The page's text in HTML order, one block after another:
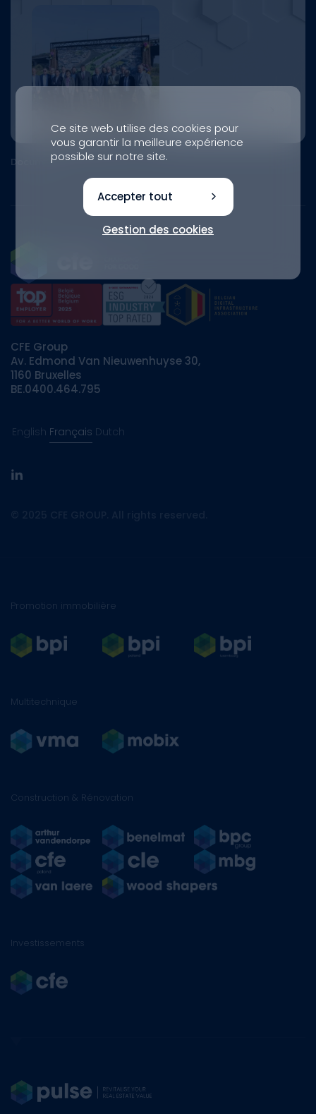
Document
CFE Group
Av. Edmond Van Nieuwenhuyse 30,
1160 Bruxelles
BE.0400.464.795
English Français Dutch
linkedin
Promotion immobilière
Multitechnique
Construction & Rénovation
Investissements
Ce site web utilise des cookies pour
vous garantir la meilleure expérience
possible sur notre site.
Accepter tout
Gestion des cookies